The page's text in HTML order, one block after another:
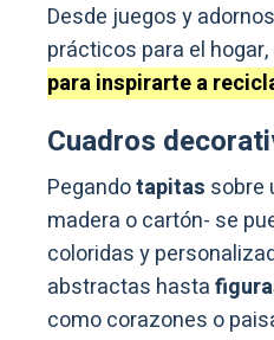
Desde juegos y
prácticos para el
para inspirarte a
Cuadros
Pegandotapitas sobre
madera o cartón- se
coloridas y
abstractas hasta
como corazones o